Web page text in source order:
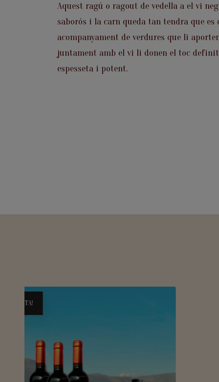
Aquest ragú o ragout de vedella a el vi
saborós i la carn queda tan tendra que es
acompanyament de verdures que li
juntament amb el vi li donen el toc
espesseta i potent.